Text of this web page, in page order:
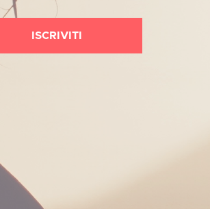
ISCRIVITI